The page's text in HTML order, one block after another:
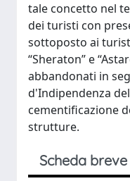
tale concetto nel
dei turisti con
sottoposto ai
“Sheraton” e
abbandonati in
d'Indipendenza
cementificazione
strutture.
Scheda breve